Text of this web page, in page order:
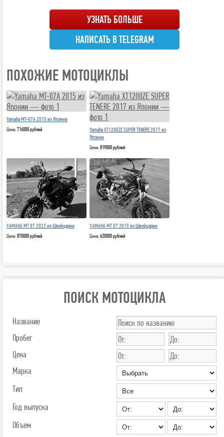
УЗНАТЬ БОЛЬШЕ
НАПИСАТЬ В TELEGRAM
ПОХОЖИЕ МОТОЦИКЛЫ
Yamaha MT-07A 2015 из Японии
Цена:716000 рублей
Yamaha XT1200ZE SUPER TENERE 2017 из
Японии
Цена:819000 рублей
YAMAHA MT 07 2022 из Швейцарии
Цена:870000 рублей
YAMAHA MT 07 2015 из Швейцарии
Цена:620000 рублей
ПОИСК МОТОЦИКЛА
Название
Пробег
Цена
Марка
Тип
Год выпуска
Объем